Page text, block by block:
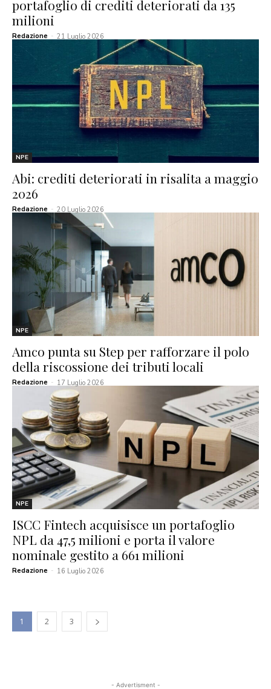
portafoglio di crediti deteriorati da 135
milioni
Redazione - 21 Luglio 2026
NPE
Abi: crediti deteriorati in risalita a maggio
2026
Redazione - 20 Luglio 2026
NPE
Amco punta su Step per rafforzare il polo
della riscossione dei tributi locali
Redazione - 17 Luglio 2026
NPE
ISCC Fintech acquisisce un portafoglio
NPL da 47,5 milioni e porta il valore
nominale gestito a 661 milioni
Redazione - 16 Luglio 2026
1 2 3
- Advertisment -